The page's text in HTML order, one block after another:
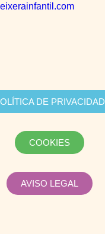
DE PRIVACIDAD
COOKIES
AVISO LEGAL